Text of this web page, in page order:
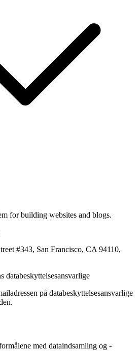
for building websites and blogs.
#343, San Francisco, CA 94110,
databeskyttelsesansvarlige
på databeskyttelsesansvarlige
med dataindsamling og -